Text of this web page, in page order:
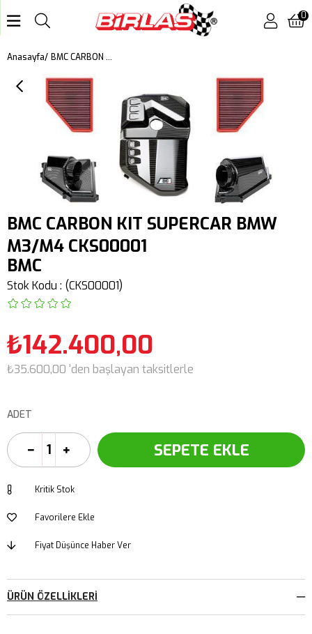
0
Anasayfa BMC CARBON KIT SUPERCAR BMW M3/M4 CKS00001
BMC CARBON KIT SUPERCAR BMW
M3/M4 CKS00001
BMC
Stok Kodu (CKS00001)
₺142.400,00
₺35.600,00 'den başlayan taksitlerle
ADET
Kritik Stok
Favorilere Ekle
Fiyat Düşünce Haber Ver
ÜRÜN ÖZELLIKLERI